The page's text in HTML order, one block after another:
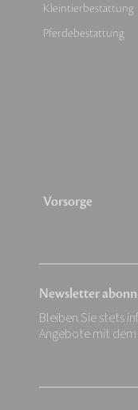
Kleintierbestattung
Pferdebestattung
Vorsorge
Newsletter
Bleiben Sie stets
Angebote mit dem